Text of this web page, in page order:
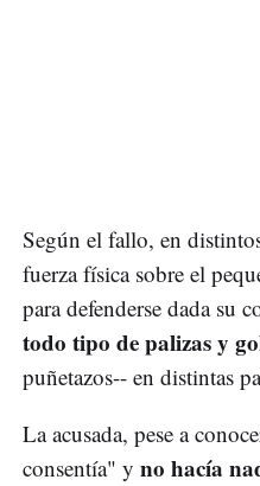
Según el fallo, en
fuerza física sobre el
para defenderse dada su
todo tipo de palizas y
puñetazos-- en distintas
La acusada, pese a
consentía" y no hacía